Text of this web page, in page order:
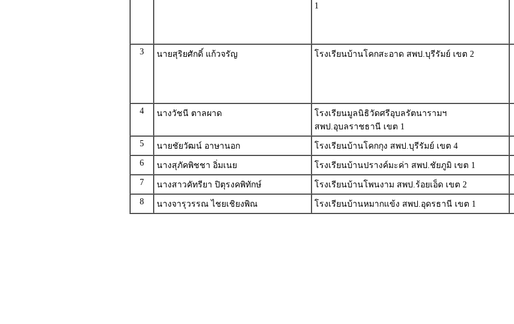
1
3
นายสุริยศักดิ์ แก้วจรัญ โรงเรียนบ้านโคกสะอาด สพป.บุรีรัมย์ เขต 2
4
นางวัชนี ตาลผาด
โรงเรียนมูลนิธิวัดศรีอุบลรัตนารามฯ
สพป.อุบลราชธานี เขต 1
5 นายชัยวัฒน์ อาษานอก โรงเรียนบ้านโคกกุง สพป.บุรีรัมย์ เขต 4
6
นางสุภัคพิชชา อิ่มเนย โรงเรียนบ้านปรางค์มะค่า สพป.ชัยภูมิ เขต 1
7
นางสาวคัทรียา ปิตุรงคพิทักษ์ โรงเรียนบ้านโพนงาม สพป.ร้อยเอ็ด เขต 2
8
นางจารุวรรณ ไชยเชิยงพิณ โรงเรียนบ้านหมากแข้ง สพป.อุดรธานี เขต 1